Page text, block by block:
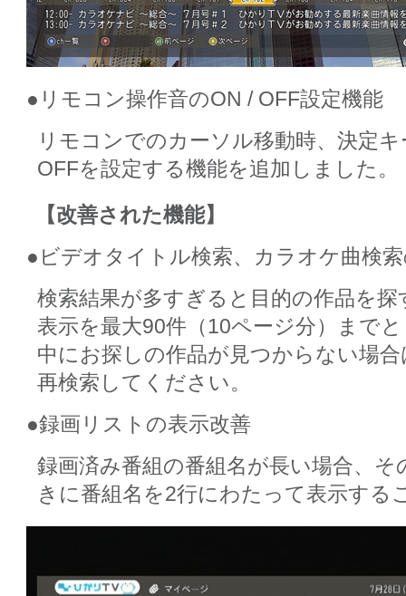
●リモコン操作音のON / OFF設定機能
リモコンでのカーソル移動時、決定
OFFを設定する機能を追加しました。
【改善された機能】
●ビデオタイトル検索、カラオケ曲検
検索結果が多すぎると目的の作品を
表示を最大90件（10ページ分）まで
中にお探しの作品が見つからない場
再検索してください。
●録画リストの表示改善
録画済み番組の番組名が長い場合、
きに番組名を2行にわたって表示する